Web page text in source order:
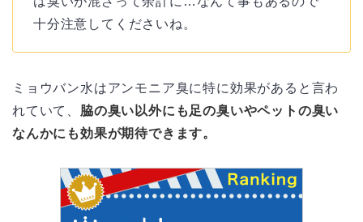
十分注意してくださいね。
ミョウバン水はアンモニア臭に特に効果があると言わ
れていて、 脇の臭い以外にも足の臭いやペットの臭い
なんかにも効果が期待できます。